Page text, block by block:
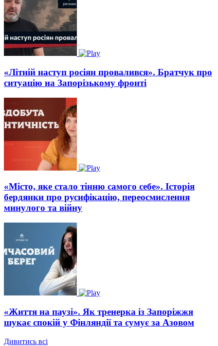
«Літній наступ росіян провалився». Братчук про
ситуацію на Запорізькому фронті
«Місто, яке стало тінню самого себе». Історія
бердянки про русифікацію, переосмислення
минулого та війну
«Життя на паузі». Як тренерка із Запоріжжя
шукає спокій у Фінляндії та сумує за Азовом
Дивитись всі